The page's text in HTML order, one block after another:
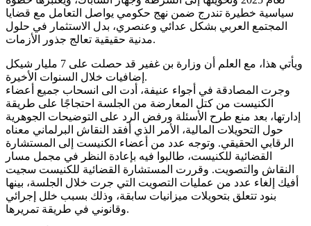
سياسية خطيرة تندرج ضمن نهج حكومي يواصل التعامل مع قضايا
المجتمع العربي بشكل عدائي وعنصري، بدل الاستثمار في حلول
مدنية حقيقية تعالج جذور الأزمات.
ويأتي هذا، مع العلم أن وزارة بن غفير قد حصلت على 7 مليار شيكل
إضافيات خلال السنوات الأخيرة.
وجرت المصادقة في أجواء عنيفة، أدت الى انسحاب جميع أعضاء
الكنيست من كتل المعارضة من الجلسة احتجاجًا على طريقة
إدارتها، بعد منع طرح الأسئلة ورفض الرد على التوضيحات الجوهرية
حول التحويلات المالية، الأمر الذي أفقد النقاش البرلماني معناه
الرقابي الحقيقي. وتوجه عدد من أعضاء الكنيست إلى المستشارة
القضائية للكنيست، طالبوا فيه بإعادة النظر في مجمل مسار
النقاش والتصويت. وقررت المستشارة القضائية للكنيست سجيت
أفيك إلغاء عدد من عمليات التصويت التي جرت خلال الجلسة، بينها
بنود تتعلق بتحويلات ميزانيات سابقة، وذلك بسبب خلل إجرائي
وقانوني في طريقة تمريرها.